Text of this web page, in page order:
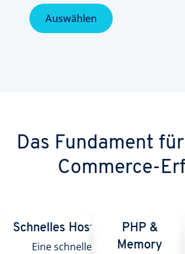
Auswählen
Das Fundament
Commerce-
Schnelles Hosting
Eine schnelle
PHP &
Memory